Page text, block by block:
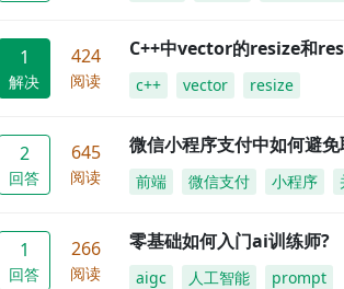
1
解决
424
阅读
C++中vector的resize和
c++ vector resize
2
回答
645
阅读
微信小程序支付中如何避
前端 微信支付 小程序
1
回答
266
阅读
零基础如何入门ai训练师?
aigc 人工智能 prompt